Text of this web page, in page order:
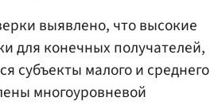
выявлено, что высокие
для конечных получателей,
субъекты малого и среднего
многоуровневой